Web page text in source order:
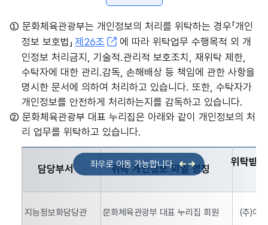
① 문화체육관광부는 개인정보의 처리를 위탁하는 경우「개인
정보 보호법」 제26조
에 따라 위탁업무 수행목적 외 개
인정보 처리금지, 기술적.관리적 보호조치, 재위탁 제한,
수탁자에 대한 관리.감독, 손해배상 등 책임에 관한 사항을
명시한 문서에 의하여 처리하고 있습니다. 또한, 수탁자가
개인정보를 안전하게 처리하는지를 감독하고 있습니다.
② 문화체육관광부 대표 누리집은 아래와 같이 개인정보의 처
리 업무를 위탁하고 있습니다.
담당부서 위탁 개인정보 파일 명칭
위탁받
지능정보화담당관 문화체육관광부 대표 누리집 회원 (주)아